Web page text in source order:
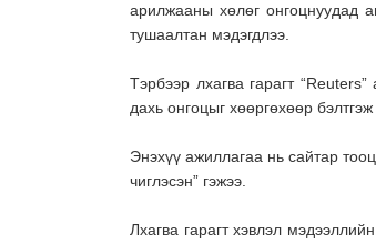
арилжааны хөлөг онгоцнуудад
тушаалтан мэдэгдлээ.
Тэрбээр лхагва гарагт
дахь онгоцыг хөөргөхөөр
Энэхүү ажиллагаа нь сайтар
чиглэсэн” гэжээ
Лхагва гарагт хэвлэл